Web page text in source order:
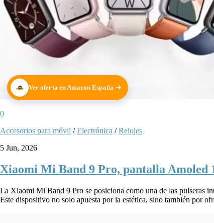
Ver oferta en Amazon España
0
Accesorios para móvil /Electrónica /Relojes
5 Jun, 2026
Xiaomi Mi Band 9 Pro, pantalla Amoled
La Xiaomi Mi Band 9 Pro se posiciona como una de las pulseras
Este dispositivo no solo apuesta por la estética, sino también por